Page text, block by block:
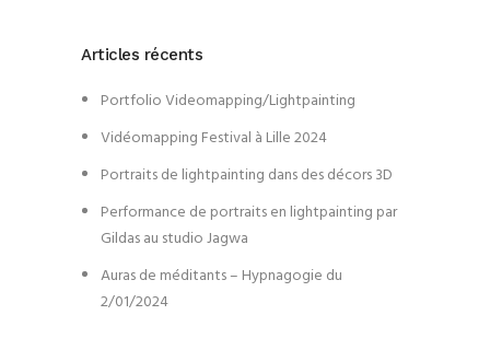
Articles récents
Portfolio Videomapping/Lightpainting
Vidéomapping Festival à Lille 2024
Portraits de lightpainting dans des décors 3D
Performance de portraits en lightpainting par
Gildas au studio Jagwa
Auras de méditants – Hypnagogie du
2/01/2024